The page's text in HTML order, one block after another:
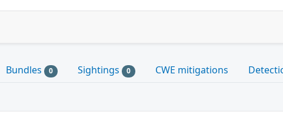
Bundles 0 Sightings 0 CWE mitigations